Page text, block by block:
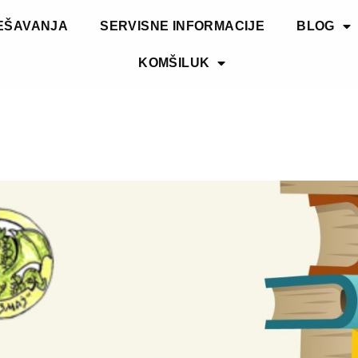
SERVISNE INFORMACIJE BLOG
KOMŠILUK